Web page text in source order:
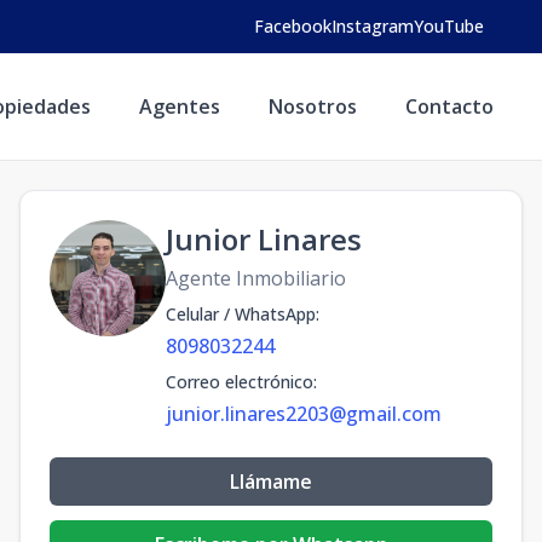
FacebookInstagramYouTube
Agentes Nosotros Contacto
Junior Linares
Agente Inmobiliario
Celular / WhatsApp:
8098032244
Correo electrónico:
junior.linares2203@gmail.com
Llámame